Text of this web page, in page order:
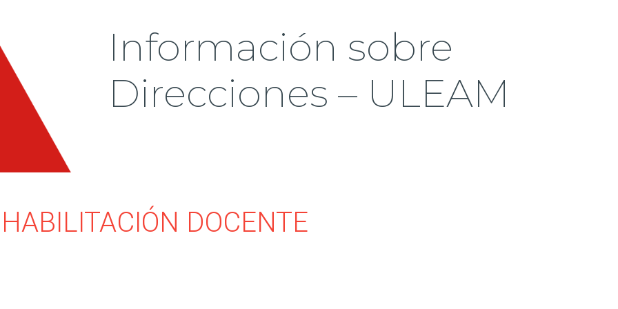
Información sobre
Direcciones – ULEAM
HABILITACIÓN DOCENTE